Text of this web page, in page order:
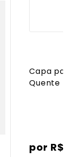
Capa
Quente
R$